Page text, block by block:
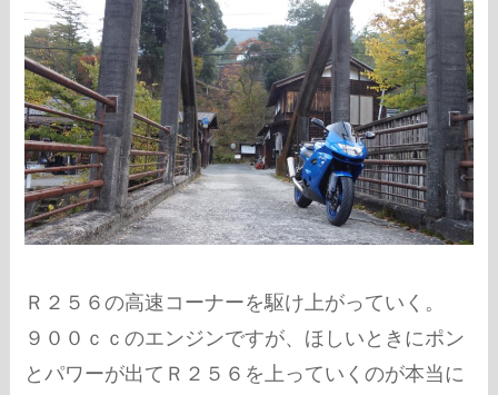
Ｒ２５６の高速コーナーを駆け上がっていく。
９００ｃｃのエンジンですが、ほしいときにポン
とパワーが出てＲ２５６を上っていくのが本当に